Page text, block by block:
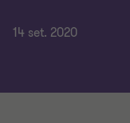
14 set. 2020